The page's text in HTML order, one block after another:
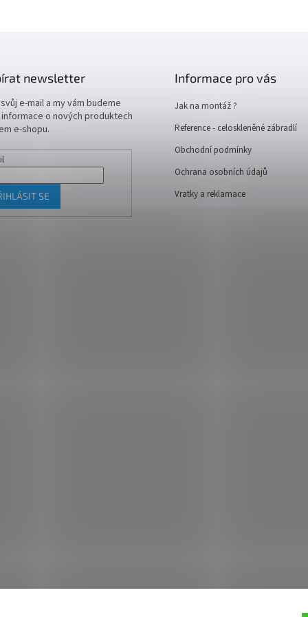
newsletter
e-mail a my vám budeme
o nových produktech
e-shopu.
SE
Informace pro vás
Jak na montáž ?
Reference - celoskleněné zábradlí
Obchodní podmínky
Ochrana osobních údajů
Vratky a reklamace